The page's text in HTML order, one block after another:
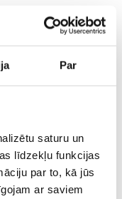
Par
saturu un
līdzekļu funkcijas
par to, kā jūs
ar saviem